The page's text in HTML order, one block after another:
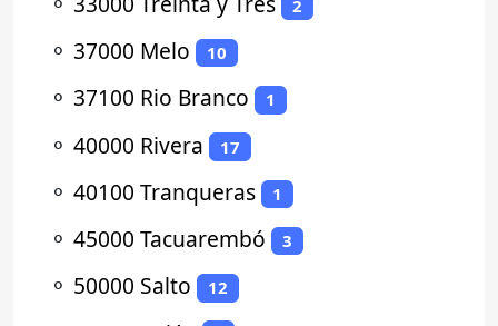
2
⚬ 37000 Melo 10
⚬ 37100 Rio Branco 1
⚬ 40000 Rivera 17
⚬ 40100 Tranqueras 1
⚬ 45000 Tacuarembó 3
⚬ 50000 Salto 12